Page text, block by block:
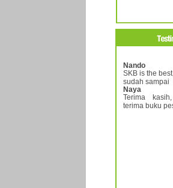
Nando
SKB is the
sudah sampai
Naya
Terima
terima buku